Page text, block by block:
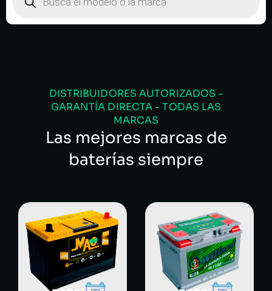
DISTRIBUIDORES AUTORIZADOS -
GARANTÍA DIRECTA - TODAS LAS
MARCAS
Las mejores marcas de
baterías siempre